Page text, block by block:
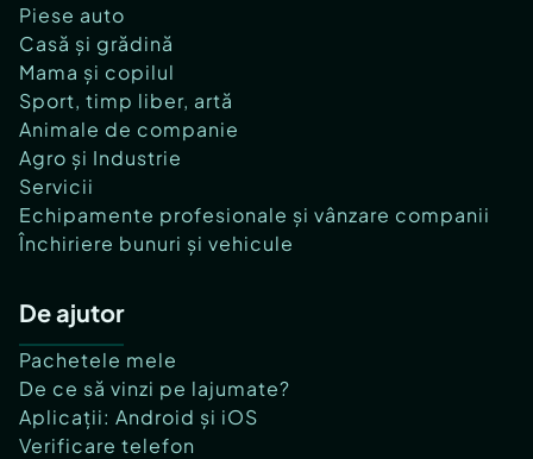
Piese auto
Casă și grădină
Mama și copilul
Sport, timp liber, artă
Animale de companie
Agro și Industrie
Servicii
Echipamente profesionale și vânzare companii
Închiriere bunuri și vehicule
De ajutor
Pachetele mele
De ce să vinzi pe lajumate?
Aplicații: Android și iOS
Verificare telefon